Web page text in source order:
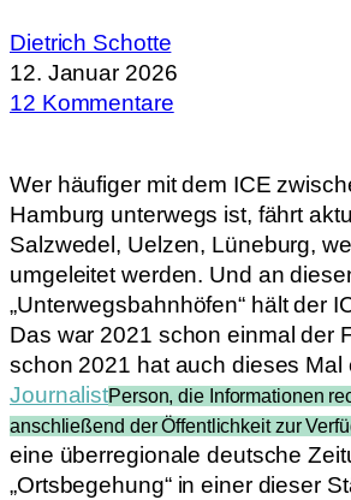
Dietrich Schotte
12. Januar 2026
12 Kommentare
Wer häufiger mit dem ICE
Hamburg unterwegs ist, fährt
Salzwedel, Uelzen, Lüneburg,
umgeleitet werden. Und an
„Unterwegsbahnhöfen“ hält der
Das war 2021 schon einmal der
schon 2021 hat auch dieses Mal
JournalistPerson, die Informationen
anschließend der Öffentlichkeit zur
eine überregionale deutsche
„Ortsbegehung“ in einer dieser